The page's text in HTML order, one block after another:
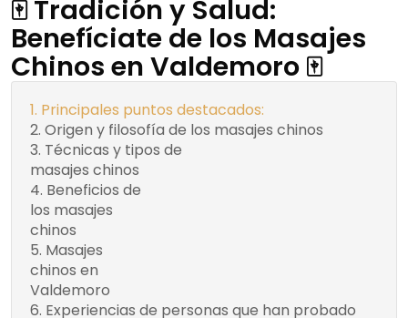
🀄 Tradición y Salud:
Benefíciate de los Masajes
Chinos en Valdemoro 🀄
Principales puntos destacados:
Origen y filosofía de los masajes chinos
Técnicas y tipos de
masajes chinos
Beneficios de
los masajes
chinos
Masajes
chinos en
Valdemoro
Experiencias de personas que han probado